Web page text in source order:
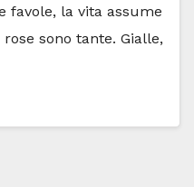
favole, la vita assume
sono tante. Gialle,